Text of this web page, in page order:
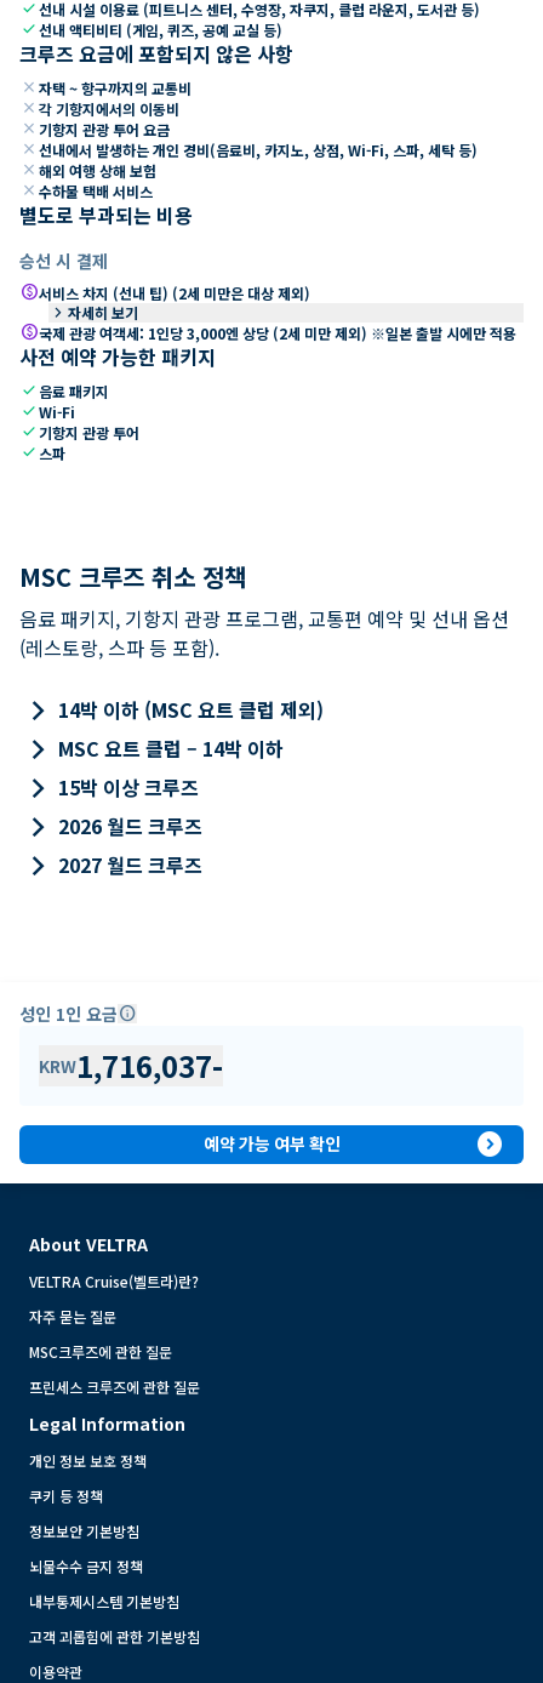
check선내 시설 이용료 (피트니스 센터, 수영장, 자쿠지, 클럽 라운지, 도서관 등)
check선내 액티비티 (게임, 퀴즈, 공예 교실 등)
크루즈 요금에 포함되지 않은 사항
close 자택 ~ 항구까지의 교통비
close 각 기항지에서의 이동비
close 기항지 관광 투어 요금
close 선내에서 발생하는 개인 경비(음료비, 카지노, 상점, Wi-Fi, 스파, 세탁 등)
close 해외 여행 상해 보험
close 수하물 택배 서비스
별도로 부과되는 비용
승선 시 결제
paid서비스 차지 (선내 팁) (2세 미만은 대상 제외)
keyboard_arrow_right 자세히 보기
paid국제 관광 여객세: 1인당 3,000엔 상당 (2세 미만 제외) ※일본 출발 시에만 적용
사전 예약 가능한 패키지
check 음료 패키지
checkWi-Fi
check 기항지 관광 투어
check 스파
MSC 크루즈 취소 정책
음료 패키지, 기항지 관광 프로그램, 교통편 예약 및 선내 옵션
(레스토랑, 스파 등 포함).
keyboard_arrow_right 14박 이하 (MSC 요트 클럽 제외)
keyboard_arrow_right MSC 요트 클럽 – 14박 이하
keyboard_arrow_right 15박 이상 크루즈
keyboard_arrow_right 2026 월드 크루즈
keyboard_arrow_right 2027 월드 크루즈
성인 1인 요금info
KRW1,716,037-
예약 가능 여부 확인 expand_circle_right
About VELTRA
VELTRA Cruise(벨트라)란?
자주 묻는 질문
MSC크루즈에 관한 질문
프린세스 크루즈에 관한 질문
Legal Information
개인 정보 보호 정책
쿠키 등 정책
정보보안 기본방침
뇌물수수 금지 정책
내부통제시스템 기본방침
고객 괴롭힘에 관한 기본방침
이용약관